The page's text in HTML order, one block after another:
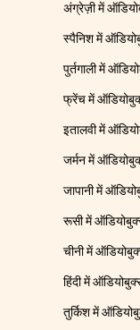
अंग्रेज़ी में
स्पैनिश में
पुर्तगाली में
फ्रेंच में
इतालवी में
जर्मन में
जापानी में
रूसी में
चीनी में
हिंदी में
तुर्किश में